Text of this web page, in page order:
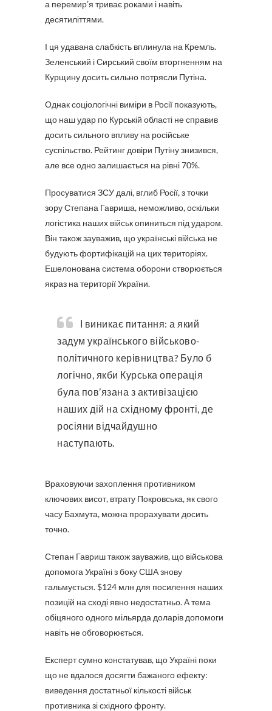
а перемир’я триває роками і навіть
десятиліттями.
І ця удавана слабкість вплинула на Кремль.
Зеленський і Сирський своїм вторгненням на
Курщину досить сильно потрясли Путіна.
Однак соціологічні виміри в Росії показують,
що наш удар по Курській області не справив
досить сильного впливу на російське
суспільство. Рейтинг довіри Путіну знизився,
але все одно залишається на рівні 70%.
Просуватися ЗСУ далі, вглиб Росії, з точки
зору Степана Гавриша, неможливо, оскільки
логістика наших військ опиниться під ударом.
Він також зауважив, що українські війська не
будують фортифікацій на цих територіях.
Ешелонована система оборони створюється
якраз на території України.
І виникає питання: а який
задум українського військово-
політичного керівництва? Було б
логічно, якби Курська операція
була пов’язана з активізацією
наших дій на східному фронті, де
росіяни відчайдушно
наступають.
Враховуючи захоплення противником
ключових висот, втрату Покровська, як свого
часу Бахмута, можна прорахувати досить
точно.
Степан Гавриш також зауважив, що військова
допомога Україні з боку США знову
гальмується. $124 млн для посилення наших
позицій на сході явно недостатньо. А тема
обіцяного одного мільярда доларів допомоги
навіть не обговорюється.
Експерт сумно констатував, що Україні поки
що не вдалося досягти бажаного ефекту:
виведення достатньої кількості військ
противника зі східного фронту.